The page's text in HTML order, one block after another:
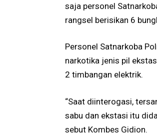
saja personel
rangsel berisikan 6
Personel Satnarkoba
narkotika jenis pil
2 timbangan elektrik.
“Saat diinterogasi,
sabu dan ekstasi itu
sebut Kombes Gidion.